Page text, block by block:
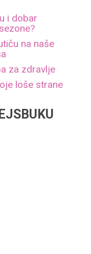
i dobar
na naše
za zdravlje
loše strane